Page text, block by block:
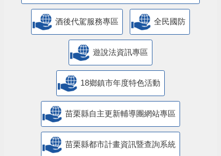
酒後代駕服務專區 全民國防
遊說法資訊專區
18鄉鎮市年度特色活動
苗栗縣自主更新輔導團網站專區
苗栗縣都市計畫資訊暨查詢系統